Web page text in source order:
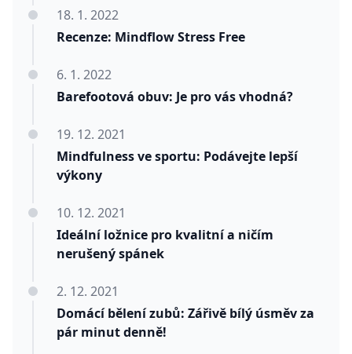
Recenze: Mindflow Stress Free
18. 1. 2022
Barefootová obuv: Je pro vás vhodná?
6. 1. 2022
Mindfulness ve sportu: Podávejte lepší
výkony
19. 12. 2021
Ideální ložnice pro kvalitní a ničím
nerušený spánek
10. 12. 2021
Domácí bělení zubů: Zářivě bílý úsměv za
pár minut denně!
2. 12. 2021